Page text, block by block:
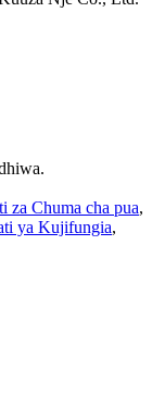
za Chuma cha pua,
ya Kujifungia,